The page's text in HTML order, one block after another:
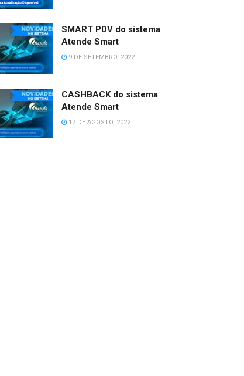
SMART PDV do sistema
Atende Smart
9 DE SETEMBRO, 2022
CASHBACK do sistema
Atende Smart
17 DE AGOSTO, 2022